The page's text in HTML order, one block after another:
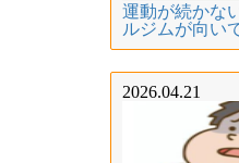
運動が続かな
ルジムが向い
2026.04.21